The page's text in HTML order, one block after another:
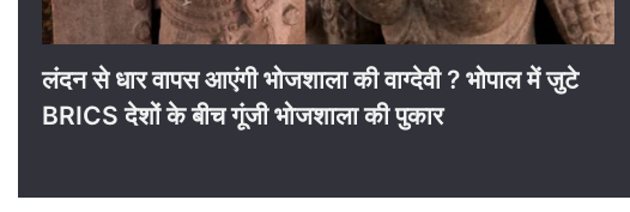
लंदन से धार वापस आएंगी भोजशाला की वाग्देवी ? भोपाल में जुटे
BRICS देशों के बीच गूंजी भोजशाला की पुकार